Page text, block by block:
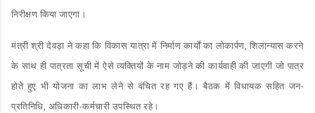
निरीक्षण किया जाएगा।
मंत्री श्री देवड़ा ने कहा कि विकास यात्रा में निर्माण कार्यों का लोकार्पण, शिलान्यास करने
के साथ ही पात्रता सूची में ऐसे व्यक्तियों के नाम जोड़ने की कार्यवाही की जाएगी जो पात्र
होते हुए भी योजना का लाभ लेने से वंचित रह गए हैं। बैठक में विधायक सहित जन-
प्रतिनिधि, अधिकारी-कर्मचारी उपस्थित रहे।